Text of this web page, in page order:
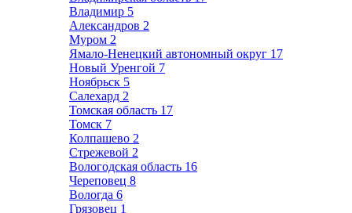
Владимир 5
Александров 2
Муром 2
Ямало-Ненецкий автономный округ 17
Новый Уренгой 7
Ноябрьск 5
Салехард 2
Томская область 17
Томск 7
Колпашево 2
Стрежевой 2
Вологодская область 16
Череповец 8
Вологда 6
Грязовец 1